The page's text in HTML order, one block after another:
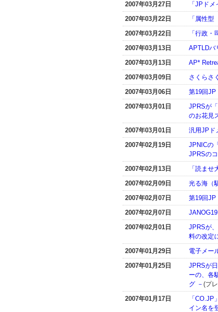
2007年03月27日
「JPド
2007年03月22日
「属性
2007年03月22日
「行政
2007年03月13日
APTLDバ
2007年03月13日
AP*
2007年03月09日
さくらさ
2007年03月06日
第19回JP
2007年03月01日
JPRSが
のお花見
2007年03月01日
汎用JPド
2007年02月19日
JPNICの
JPRSの
2007年02月13日
「読ま
2007年02月09日
光る海（
2007年02月07日
第19回JP
2007年02月07日
2007年02月01日
JPRSが
料の改定
2007年01月29日
電子メー
2007年01月25日
JPRSが
ーの、各
グ －(プ
2007年01月17日
「
イン名を